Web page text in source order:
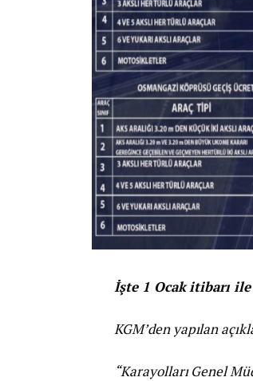
İşte 1 Ocak itibarı
KGM’den yapılan
“Karayolları Genel